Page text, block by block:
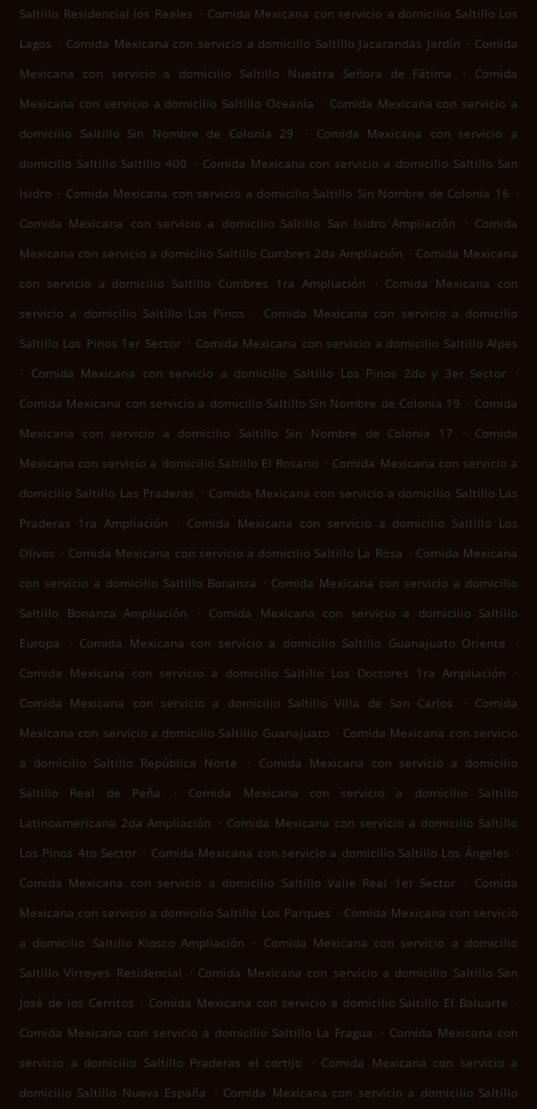
Saltillo Residencial los Reales . Comida Mexicana con servicio a domicilio Saltillo Los
Lagos . Comida Mexicana con servicio a domicilio Saltillo Jacarandas Jardín . Comida
Mexicana con servicio a domicilio Saltillo Nuestra Señora de Fátima
.
Comida
Mexicana con servicio a domicilio Saltillo Oceanía . Comida Mexicana con servicio a
domicilio Saltillo Sin Nombre de Colonia 29
.
Comida Mexicana con servicio a
domicilio Saltillo Saltillo 400 . Comida Mexicana con servicio a domicilio Saltillo San
Isidro . Comida Mexicana con servicio a domicilio Saltillo Sin Nombre de Colonia 16 .
Comida Mexicana con servicio a domicilio Saltillo San Isidro Ampliación
. Comida
Mexicana con servicio a domicilio Saltillo Cumbres 2da Ampliación . Comida Mexicana
con servicio a domicilio Saltillo Cumbres 1ra Ampliación
. Comida Mexicana con
servicio a domicilio Saltillo Los Pinos
. Comida Mexicana con servicio a domicilio
Saltillo Los Pinos 1er Sector . Comida Mexicana con servicio a domicilio Saltillo Alpes
. Comida Mexicana con servicio a domicilio Saltillo Los Pinos 2do y 3er Sector
.
Comida Mexicana con servicio a domicilio Saltillo Sin Nombre de Colonia 19 . Comida
Mexicana con servicio a domicilio Saltillo Sin Nombre de Colonia 17
.
Comida
Mexicana con servicio a domicilio Saltillo El Rosario . Comida Mexicana con servicio a
domicilio Saltillo Las Praderas . Comida Mexicana con servicio a domicilio Saltillo Las
Praderas 1ra Ampliación
. Comida Mexicana con servicio a domicilio Saltillo Los
Olivos . Comida Mexicana con servicio a domicilio Saltillo La Rosa . Comida Mexicana
con servicio a domicilio Saltillo Bonanza . Comida Mexicana con servicio a domicilio
Saltillo Bonanza Ampliación
. Comida Mexicana con servicio a domicilio Saltillo
Europa
. Comida Mexicana con servicio a domicilio Saltillo Guanajuato Oriente
.
Comida Mexicana con servicio a domicilio Saltillo Los Doctores 1ra Ampliación
.
Comida Mexicana con servicio a domicilio Saltillo Villa de San Carlos
. Comida
Mexicana con servicio a domicilio Saltillo Guanajuato . Comida Mexicana con servicio
a domicilio Saltillo República Norte
.
Comida Mexicana con servicio a domicilio
Saltillo Real de Peña
.
Comida Mexicana con servicio a domicilio Saltillo
Latinoamericana 2da Ampliación . Comida Mexicana con servicio a domicilio Saltillo
Los Pinos 4to Sector . Comida Mexicana con servicio a domicilio Saltillo Los Ángeles .
Comida Mexicana con servicio a domicilio Saltillo Valle Real 1er Sector
. Comida
Mexicana con servicio a domicilio Saltillo Los Parques . Comida Mexicana con servicio
a domicilio Saltillo Kiosco Ampliación
. Comida Mexicana con servicio a domicilio
Saltillo Virreyes Residencial . Comida Mexicana con servicio a domicilio Saltillo San
José de los Cerritos . Comida Mexicana con servicio a domicilio Saltillo El Baluarte .
Comida Mexicana con servicio a domicilio Saltillo La Fragua
. Comida Mexicana con
servicio a domicilio Saltillo Praderas el cortijo
. Comida Mexicana con servicio a
domicilio Saltillo Nueva España
. Comida Mexicana con servicio a domicilio Saltillo